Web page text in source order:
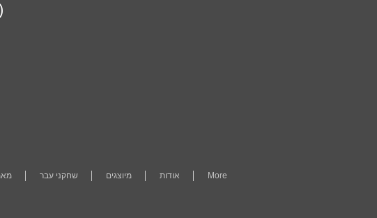
שחקני עבר מיוצגים אודות More